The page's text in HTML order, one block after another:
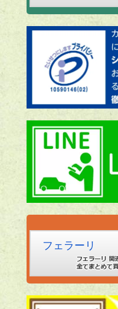
フェラーリ